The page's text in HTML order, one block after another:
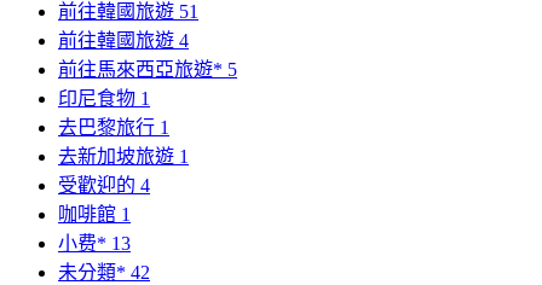
前往韓國旅遊 51
前往韓國旅遊 4
前往馬來西亞旅遊* 5
印尼食物 1
去巴黎旅行 1
去新加坡旅遊 1
受歡迎的 4
咖啡館 1
小费* 13
未分類* 42